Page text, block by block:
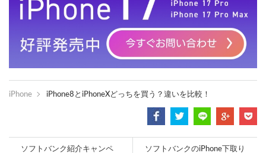
iPhone iPhone8とiPhoneXどっちを買う？違いを比較！
ソフトバンク紹介キャンペ
ソフトバンクのiPhone下取り